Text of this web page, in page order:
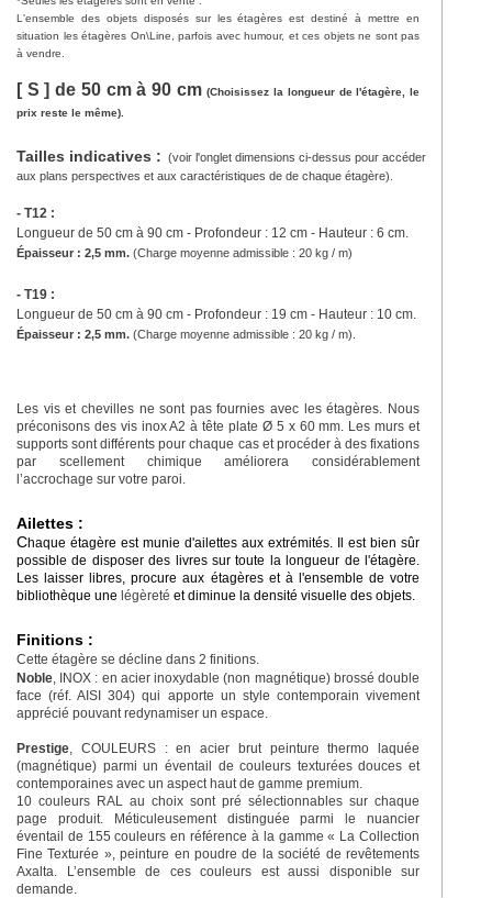
L'ensemble des objets disposés sur les étagères est destiné à mettre en
situation les étagères On\Line, parfois avec humour, et ces objets ne sont pas
à vendre.
[ S ] de 50 cm à 90 cm(Choisissez la longueur de l'étagère, le
prix reste le même).
Tailles indicatives : (voir l'onglet dimensions ci-dessus pour accéder
aux plans perspectives et aux caractéristiques de de chaque étagère).
- T12 :
Longueur de 50 cm à 90 cm - Profondeur : 12 cm - Hauteur : 6 cm.
Épaisseur : 2,5 mm. (Charge moyenne admissible : 20 kg / m)
- T19 :
Longueur de 50 cm à 90 cm - Profondeur : 19 cm - Hauteur : 10 cm.
Épaisseur : 2,5 mm. (Charge moyenne admissible : 20 kg / m).
Les vis et chevilles ne sont pas fournies avec les étagères. Nous
préconisons des vis inox A2 à tête plate Ø 5 x 60 mm. Les murs et
supports sont différents pour chaque cas et procéder à des fixations
par scellement chimique améliorera considérablement
l’accrochage sur votre paroi.
Ailettes :
Chaque étagère est munie d'ailettes aux extrémités. Il est bien sûr
possible de disposer des livres sur toute la longueur de l'étagère.
Les laisser libres, procure aux étagères et à l'ensemble de votre
bibliothèque une légèreté et diminue la densité visuelle des objets.
Finitions :
Cette étagère se décline dans 2 finitions.
Noble , INOX : en acier inoxydable (non magnétique) brossé double
face (réf. AISI 304) qui apporte un style contemporain vivement
apprécié pouvant redynamiser un espace.
Prestige , COULEURS : en acier brut peinture thermo laquée
(magnétique) parmi un éventail de couleurs texturées douces et
contemporaines avec un aspect haut de gamme premium.
10 couleurs RAL au choix sont pré sélectionnables sur chaque
page produit. Méticuleusement distinguée parmi le nuancier
éventail de 155 couleurs en référence à la gamme « La Collection
Fine Texturée », peinture en poudre de la société de revêtements
Axalta. L’ensemble de ces couleurs est aussi disponible sur
demande.